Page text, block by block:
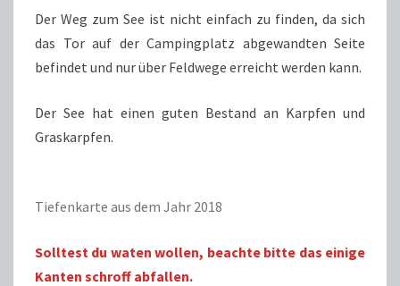
Der Weg zum See ist nicht einfach zu finden, da sich
das Tor auf der Campingplatz abgewandten Seite
befindet und nur über Feldwege erreicht werden kann.
Der See hat einen guten Bestand an Karpfen und
Graskarpfen.
Tiefenkarte aus dem Jahr 2018
Solltest du waten wollen, beachte bitte das einige
Kanten schroff abfallen.